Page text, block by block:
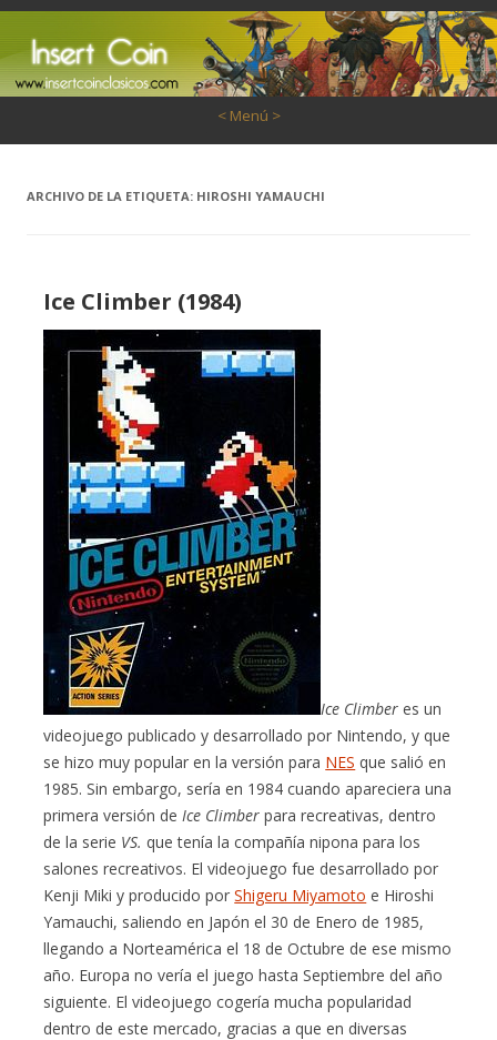
< Menú >
ARCHIVO DE LA ETIQUETA: HIROSHI YAMAUCHI
Ice Climber (1984)
Ice Climber es un
videojuego publicado y desarrollado por Nintendo, y que
se hizo muy popular en la versión para NES que salió en
1985. Sin embargo, sería en 1984 cuando apareciera una
primera versión de Ice Climber para recreativas, dentro
de la serie VS. que tenía la compañía nipona para los
salones recreativos. El videojuego fue desarrollado por
Kenji Miki y producido porShigeru Miyamoto e Hiroshi
Yamauchi, saliendo en Japón el 30 de Enero de 1985,
llegando a Norteamérica el 18 de Octubre de ese mismo
año. Europa no vería el juego hasta Septiembre del año
siguiente. El videojuego cogería mucha popularidad
dentro de este mercado, gracias a que en diversas